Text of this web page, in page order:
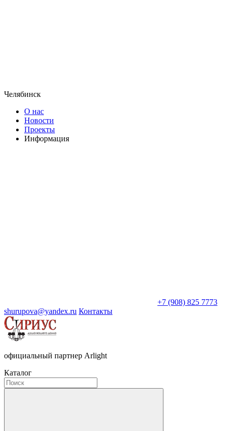
Челябинск
О нас
Новости
Проекты
Информация
+7 (908) 825 7773
shurupova@yandex.ru Контакты
официальный партнер Arlight
Каталог